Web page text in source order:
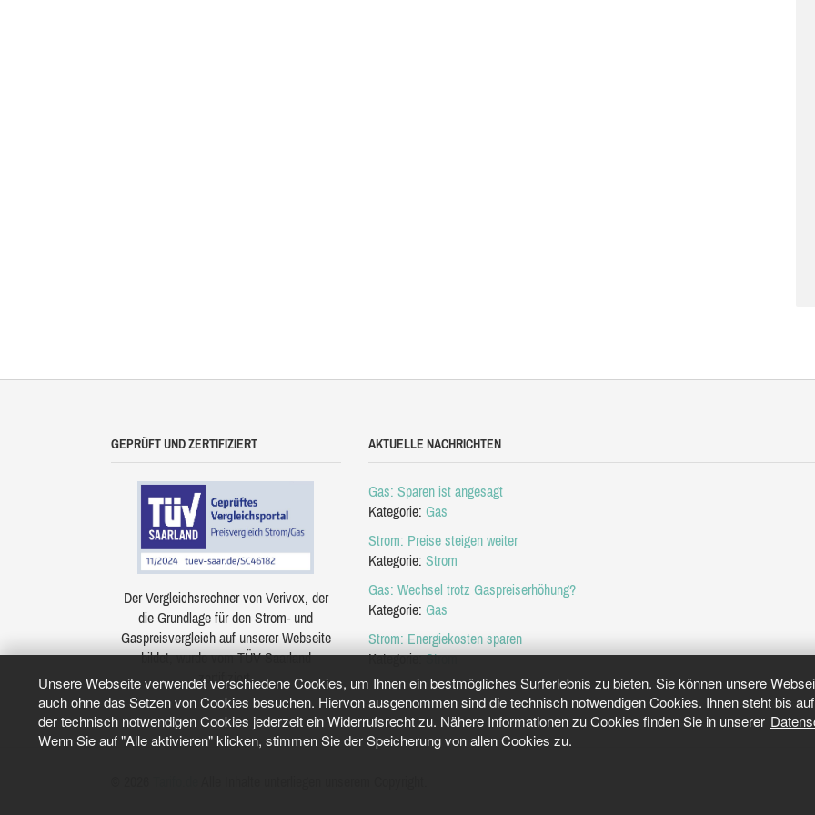
Unsere Webseite verwendet verschiedene Cookies, um Ihnen ein bestmögliches Surferlebnis zu bieten. Sie können unsere
auch ohne das Setzen von Cookies besuchen. Hiervon ausgenommen sind die technisch notwendigen Cookies. Ihnen steht bis
der technisch notwendigen Cookies jederzeit ein Widerrufsrecht zu. Nähere Informationen zu Cookies finden Sie in unserer
Wenn Sie auf "Alle aktivieren" klicken, stimmen Sie der Speicherung von allen Cookies zu.
GEPRÜFT UND ZERTIFIZIERT
Der Vergleichsrechner von Verivox, der
die Grundlage für den Strom- und
Gaspreisvergleich auf unserer Webseite
bildet, wurde vom TÜV Saarland
zertifiziert.
AKTUELLE NACHRICHTEN
Gas: Sparen ist angesagt
Kategorie: Gas
Strom: Preise steigen weiter
Kategorie: Strom
Gas: Wechsel trotz Gaspreiserhöhung?
Kategorie: Gas
Strom: Energiekosten sparen
Kategorie:Strom